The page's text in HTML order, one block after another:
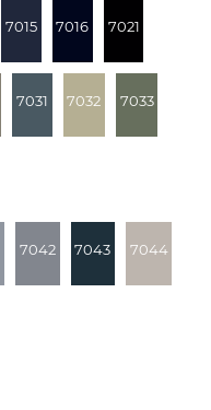
7015 7016 7021
7031 7032 7033
7042 7043 7044